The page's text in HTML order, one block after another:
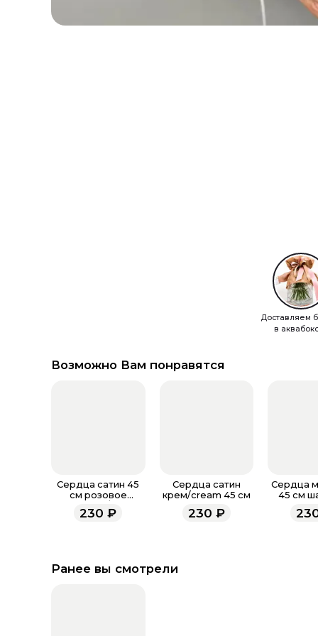
Доставляем
в
Возможно Вам понравятся
Сердца сатин 45
см розовое
230 ₽
Сердца сатин
крем/cream 45 см
230 ₽
Сердца
45 см
Ранее вы смотрели